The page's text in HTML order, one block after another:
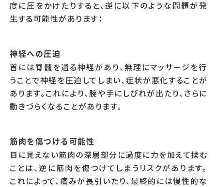
度に圧をかけたりすると、逆に以下のような問題が発
生する可能性があります：
神経への圧迫
首には脊髄を通る神経があり、無理にマッサージを行
うことで神経を圧迫してしまい、症状が悪化することが
あります。これにより、腕や手にしびれが出たり、さらに
動きづらくなることがあります。
筋肉を傷つける可能性
目に見えない筋肉の深層部分に過度に力を加えて揉む
ことは、逆に筋肉を傷つけてしまうリスクがあります。
これによって、痛みが長引いたり、最終的には慢性的な